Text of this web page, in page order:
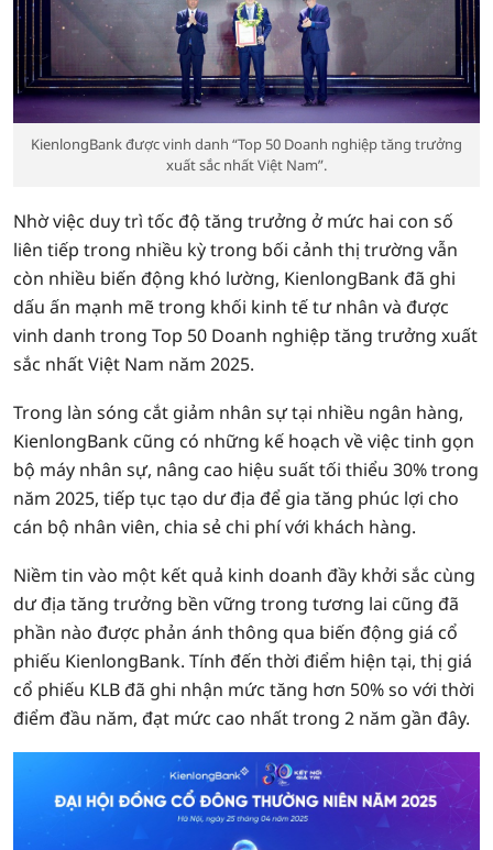
KienlongBank được vinh danh “Top 50 Doanh nghiệp tăng trưởng
xuất sắc nhất Việt Nam”.
Nhờ việc duy trì tốc độ tăng trưởng ở mức hai con số
liên tiếp trong nhiều kỳ trong bối cảnh thị trường vẫn
còn nhiều biến động khó lường, KienlongBank đã ghi
dấu ấn mạnh mẽ trong khối kinh tế tư nhân và được
vinh danh trong Top 50 Doanh nghiệp tăng trưởng xuất
sắc nhất Việt Nam năm 2025.
Trong làn sóng cắt giảm nhân sự tại nhiều ngân hàng,
KienlongBank cũng có những kế hoạch về việc tinh gọn
bộ máy nhân sự, nâng cao hiệu suất tối thiểu 30% trong
năm 2025, tiếp tục tạo dư địa để gia tăng phúc lợi cho
cán bộ nhân viên, chia sẻ chi phí với khách hàng.
Niềm tin vào một kết quả kinh doanh đầy khởi sắc cùng
dư địa tăng trưởng bền vững trong tương lai cũng đã
phần nào được phản ánh thông qua biến động giá cổ
phiếu KienlongBank. Tính đến thời điểm hiện tại, thị giá
cổ phiếu KLB đã ghi nhận mức tăng hơn 50% so với thời
điểm đầu năm, đạt mức cao nhất trong 2 năm gần đây.